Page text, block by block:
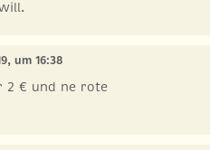
um 16:38
2 € und ne rote